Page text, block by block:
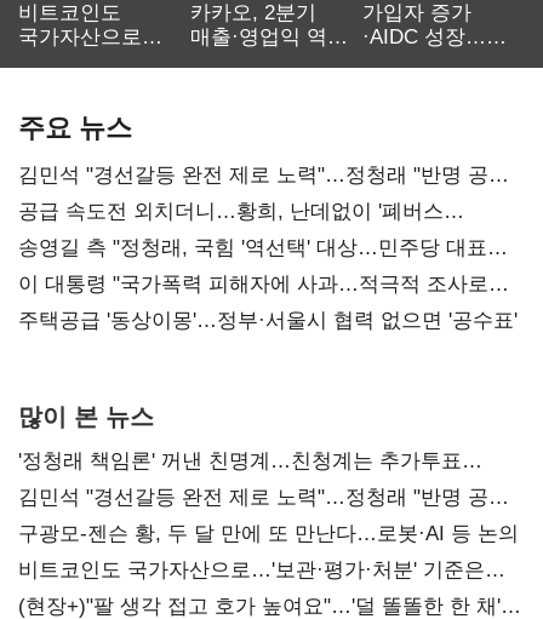
비트코인도
국가자산으로…'
카카오, 2분기
매출·영업익 역대
가입자 증가
·AIDC 성장…
주요 뉴스
김민석 "경선갈등 완전 제로 노력"…정청래 "반명 공세
사과부터"
공급 속도전 외치더니…황희, 난데없이 '폐버스
리모델링' 제안
송영길 측 "정청래, 국힘 '역선택' 대상…민주당 대표로
총선 지휘 못해"
이 대통령 "국가폭력 피해자에 사과…적극적 조사로
진실 밝혀야"
주택공급 '동상이몽'…정부·서울시 협력 없으면 '공수표'
많이 본 뉴스
'정청래 책임론' 꺼낸 친명계…친청계는 추가투표
때리기
김민석 "경선갈등 완전 제로 노력"…정청래 "반명 공세
사과부터"
구광모-젠슨 황, 두 달 만에 또 만난다…로봇·AI 등 논의
비트코인도 국가자산으로…'보관·평가·처분' 기준은
숙제
(현장+)"팔 생각 접고 호가 높여요"…'덜 똘똘한 한 채'